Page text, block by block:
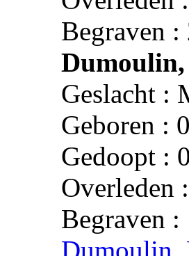
Begraven
Geslacht :
Geboren :
Gedoopt :
Overleden
Begraven
Dumoulin,